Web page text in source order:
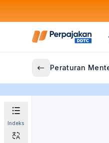
Peraturan
Indeks